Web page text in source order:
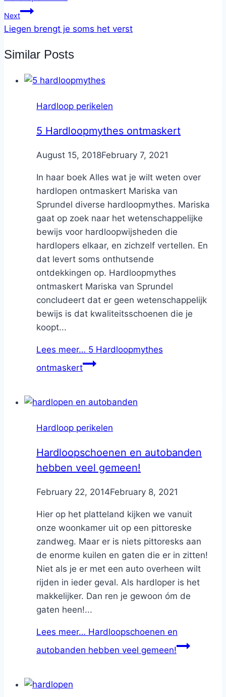
Next
Liegen brengt je soms het verst
Similar Posts
Hardloop perikelen
5 Hardloopmythes ontmaskert
ByNicole
August 15, 2018February 7, 2021
In haar boek Alles wat je wilt weten over
hardlopen ontmaskert Mariska van
Sprundel diverse hardloopmythes. Mariska
gaat op zoek naar het wetenschappelijke
bewijs voor hardloopwijsheden die
hardlopers elkaar, en zichzelf vertellen. En
dat levert soms onthutsende
ontdekkingen op. Hardloopmythes
ontmaskert Mariska van Sprundel
concludeert dat er geen wetenschappelijk
bewijs is dat kwaliteitsschoenen die je
koopt...
Lees meer… 5 Hardloopmythes
ontmaskert
Hardloop perikelen
Hardloopschoenen en autobanden
hebben veel gemeen!
ByNicole
February 22, 2014February 8, 2021
Hier op het platteland kijken we vanuit
onze woonkamer uit op een pittoreske
zandweg. Maar er is niets pittoresks aan
de enorme kuilen en gaten die er in zitten!
Niet als je er met een auto overheen wilt
rijden in ieder geval. Als hardloper is het
makkelijker. Dan ren je gewoon óm de
gaten heen!...
Lees meer… Hardloopschoenen en
autobanden hebben veel gemeen!